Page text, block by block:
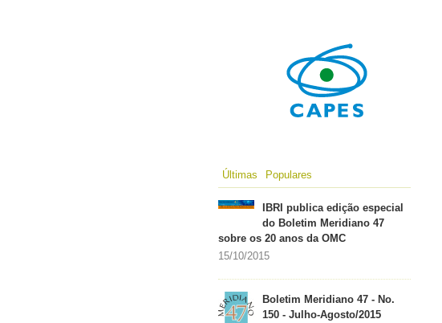
Últimas Populares
IBRI publica edição especial
do Boletim Meridiano 47
sobre os 20 anos da OMC
15/10/2015
Boletim Meridiano 47 - No.
150 - Julho-Agosto/2015